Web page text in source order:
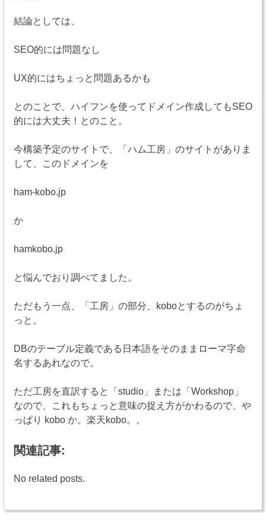
結論としては、
SEO的には問題なし
UX的にはちょっと問題あるかも
とのことで、ハイフンを使ってドメイン作成してもSEO
的には大丈夫！とのこと。
今構築予定のサイトで、「ハム工房」のサイトがありま
して、このドメインを
ham-kobo.jp
か
hamkobo.jp
と悩んでおり調べてました。
ただもう一点、「工房」の部分、koboとするのがちょ
っと。
DBのテーブル定義である日本語をそのままローマ字命
名するあれなので。
ただ工房を直訳すると「studio」または「Workshop」
なので、これもちょっと意味の捉え方がかわるので、や
っぱり kobo か。楽天kobo。。
関連記事:
No related posts.